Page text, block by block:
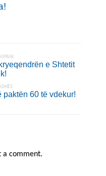
e Shtetit
paktën 60 të vdekur!
a comment.